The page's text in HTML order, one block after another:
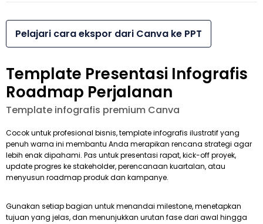
Pelajari cara ekspor dari Canva ke PPT
Template Presentasi Infografis
Roadmap Perjalanan
Template infografis premium Canva
Cocok untuk profesional bisnis, template infografis ilustratif yang
penuh warna ini membantu Anda merapikan rencana strategi agar
lebih enak dipahami. Pas untuk presentasi rapat, kick-off proyek,
update progres ke stakeholder, perencanaan kuartalan, atau
menyusun roadmap produk dan kampanye.
Gunakan setiap bagian untuk menandai milestone, menetapkan
tujuan yang jelas, dan menunjukkan urutan fase dari awal hingga